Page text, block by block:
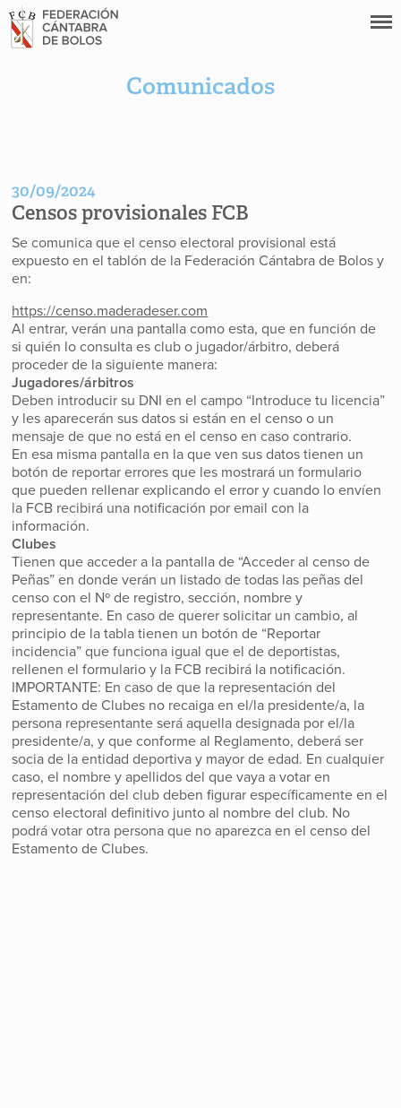
Comunicados
30/09/2024
Censos provisionales FCB
Se comunica que el censo electoral provisional está
expuesto en el tablón de la Federación Cántabra de Bolos y
en:
https://censo.maderadeser.com
Al entrar, verán una pantalla como esta, que en función de
si quién lo consulta es club o jugador/árbitro, deberá
proceder de la siguiente manera:
Jugadores/árbitros
Deben introducir su DNI en el campo “Introduce tu licencia”
y les aparecerán sus datos si están en el censo o un
mensaje de que no está en el censo en caso contrario.
En esa misma pantalla en la que ven sus datos tienen un
botón de reportar errores que les mostrará un formulario
que pueden rellenar explicando el error y cuando lo envíen
la FCB recibirá una notificación por email con la
información.
Clubes
Tienen que acceder a la pantalla de “Acceder al censo de
Peñas” en donde verán un listado de todas las peñas del
censo con el Nº de registro, sección, nombre y
representante. En caso de querer solicitar un cambio, al
principio de la tabla tienen un botón de “Reportar
incidencia” que funciona igual que el de deportistas,
rellenen el formulario y la FCB recibirá la notificación.
IMPORTANTE: En caso de que la representación del
Estamento de Clubes no recaiga en el/la presidente/a, la
persona representante será aquella designada por el/la
presidente/a, y que conforme al Reglamento, deberá ser
socia de la entidad deportiva y mayor de edad. En cualquier
caso, el nombre y apellidos del que vaya a votar en
representación del club deben figurar específicamente en el
censo electoral definitivo junto al nombre del club. No
podrá votar otra persona que no aparezca en el censo del
Estamento de Clubes.